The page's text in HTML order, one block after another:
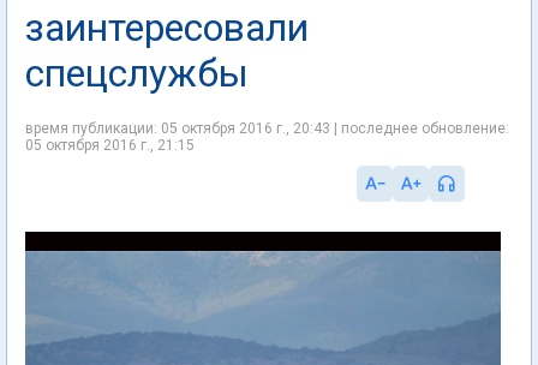
заинтересовали
спецслужбы
время публикации: 05 октября 2016 г., 20:43 | последнее обновление:
05 октября 2016 г., 21:15